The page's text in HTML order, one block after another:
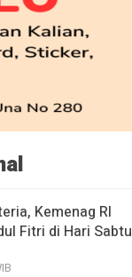
Kemenag RI
Fitri di Hari Sabtu